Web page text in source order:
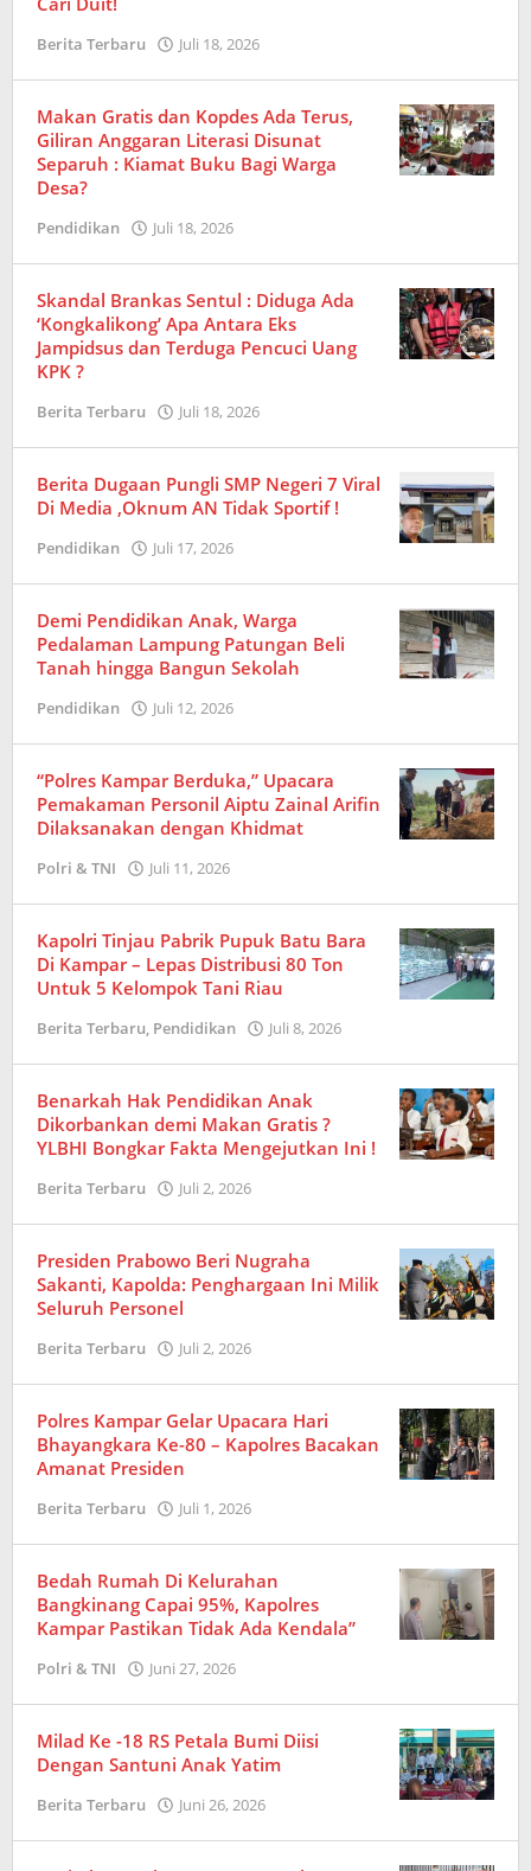
Berita Terbaru Juli 18, 2026
Makan Gratis dan Kopdes Ada Terus,
Giliran Anggaran Literasi Disunat
Separuh : Kiamat Buku Bagi Warga
Desa?
Pendidikan Juli 18, 2026
Skandal Brankas Sentul : Diduga Ada
‘Kongkalikong’ Apa Antara Eks
Jampidsus dan Terduga Pencuci Uang
KPK ?
Berita Terbaru Juli 18, 2026
Berita Dugaan Pungli SMP Negeri 7 Viral
Di Media ,Oknum AN Tidak Sportif !
Pendidikan Juli 17, 2026
Demi Pendidikan Anak, Warga
Pedalaman Lampung Patungan Beli
Tanah hingga Bangun Sekolah
Pendidikan Juli 12, 2026
“Polres Kampar Berduka,” Upacara
Pemakaman Personil Aiptu Zainal Arifin
Dilaksanakan dengan Khidmat
Polri & TNI Juli 11, 2026
Kapolri Tinjau Pabrik Pupuk Batu Bara
Di Kampar – Lepas Distribusi 80 Ton
Untuk 5 Kelompok Tani Riau
Berita Terbaru, Pendidikan Juli 8, 2026
Benarkah Hak Pendidikan Anak
Dikorbankan demi Makan Gratis ?
YLBHI Bongkar Fakta Mengejutkan Ini !
Berita Terbaru Juli 2, 2026
Presiden Prabowo Beri Nugraha
Sakanti, Kapolda: Penghargaan Ini Milik
Seluruh Personel
Berita Terbaru Juli 2, 2026
Polres Kampar Gelar Upacara Hari
Bhayangkara Ke-80 – Kapolres Bacakan
Amanat Presiden
Berita Terbaru Juli 1, 2026
Bedah Rumah Di Kelurahan
Bangkinang Capai 95%, Kapolres
Kampar Pastikan Tidak Ada Kendala”
Polri & TNI Juni 27, 2026
Milad Ke -18 RS Petala Bumi Diisi
Dengan Santuni Anak Yatim
Berita Terbaru Juni 26, 2026